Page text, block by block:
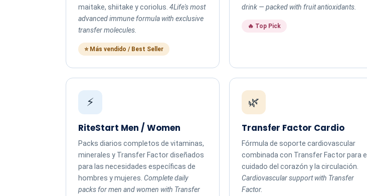
maitake, shiitake y coriolus. 4Life's most
advanced immune formula with exclusive
transfer molecules.
⭐ Más vendido / Best Seller
drink — packed with fruit antioxidants.
🔥 Top Pick
⚡
RiteStart Men / Women
Packs diarios completos de vitaminas,
minerales y Transfer Factor diseñados
para las necesidades específicas de
hombres y mujeres. Complete daily
packs for men and women with Transfer
🌿
Transfer Factor Cardio
Fórmula de soporte cardiovascular
combinada con Transfer Factor para el
cuidado del corazón y la circulación.
Cardiovascular support with Transfer
Factor.